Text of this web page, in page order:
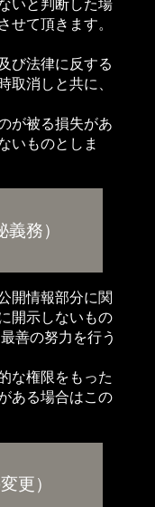
いと判断した場
せて頂きます。
び法律に反する
取消しと共に、
が被る損失があ
いものとしま
務）
開情報部分に関
開示しないもの
善の努力を行う
な権限をもった
ある場合はこの
更）